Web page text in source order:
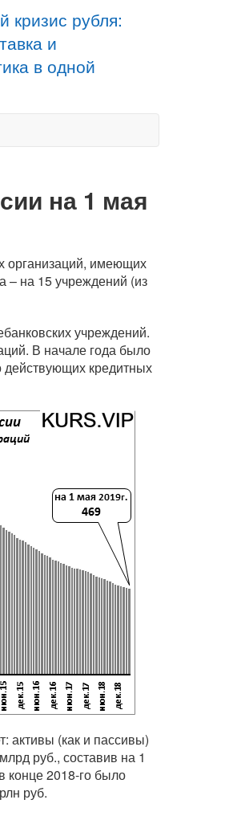
кризис рубля:
и
в одной
на 1 мая
организаций, имеющих
– на 15 учреждений (из
учреждений.
В начале года было
действующих кредитных
активы (как и пассивы)
руб., составив на 1
конце 2018-го было
руб.